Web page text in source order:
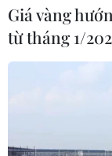
Giá vàng
từ tháng 1/